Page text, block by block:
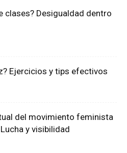
clases? Desigualdad dentro
Ejercicios y tips efectivos
del movimiento feminista
y visibilidad